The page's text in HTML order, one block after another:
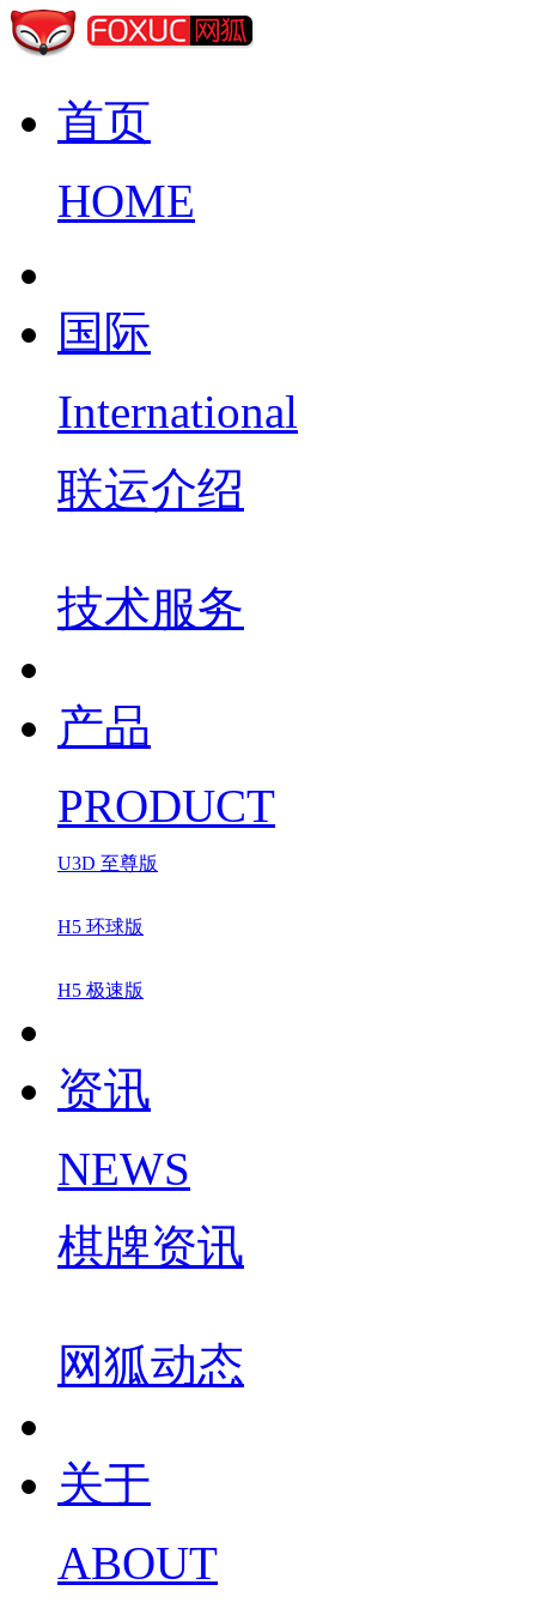
首页
HOME
国际
International
联运介绍
技术服务
产品
PRODUCT
U3D 至尊版
H5 环球版
H5 极速版
资讯
NEWS
棋牌资讯
网狐动态
关于
ABOUT